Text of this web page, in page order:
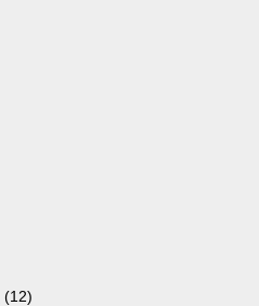
(12)